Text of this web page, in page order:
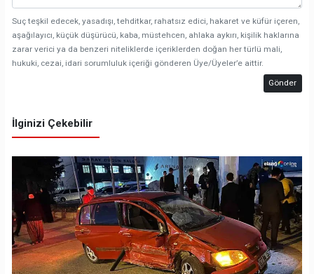
Suç teşkil edecek, yasadışı, tehditkar, rahatsız edici, hakaret ve küfür içeren,
aşağılayıcı, küçük düşürücü, kaba, müstehcen, ahlaka aykırı, kişilik haklarına
zarar verici ya da benzeri niteliklerde içeriklerden doğan her türlü mali,
hukuki, cezai, idari sorumluluk içeriği gönderen Üye/Üyeler’e aittir.
Gönder
İlginizi Çekebilir